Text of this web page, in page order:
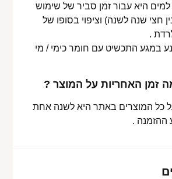
היא עבור זמן סביר של שימוש
חצי שנה לשנה) וציפוי בסופו של
.
במגע התכשיט עם חומר כימי / מי
זמן האחריות על המוצר ?
כל המוצרים באתר היא לשנה אחת
ההזמנה .